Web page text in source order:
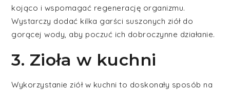
kojąco i wspomagać regenerację organizmu.
Wystarczy dodać kilka garści suszonych ziół do
gorącej wody, aby poczuć ich dobroczynne działanie.
3. Zioła w kuchni
Wykorzystanie ziół w kuchni to doskonały sposób na